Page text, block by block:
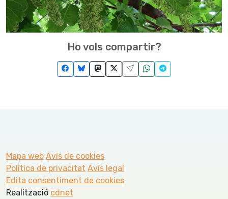
Ho vols compartir?
Mapa web Avís de cookies
Política de privacitat Avís legal
Edita consentiment de cookies
Realització cdnet